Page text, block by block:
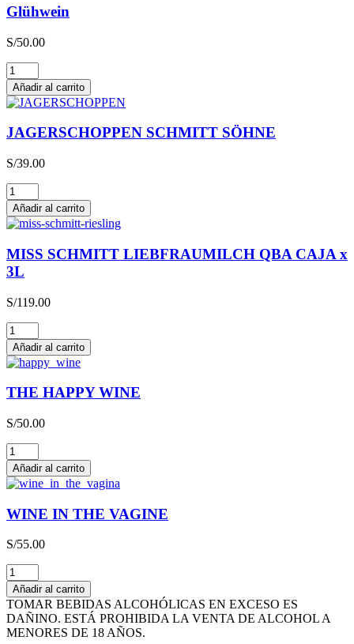
Glühwein
S/50.00
Glühwein
cantidad
Añadir al carrito
JAGERSCHOPPEN SCHMITT SÖHNE
S/39.00
JAGERSCHOPPEN
SCHMITT
SÖHNE
cantidad
Añadir al carrito
MISS SCHMITT LIEBFRAUMILCH QBA CAJA x
3L
S/119.00
MISS
SCHMITT
LIEBFRAUMILCH
QBA
CAJA
x
cantidad
Añadir al carrito
THE HAPPY WINE
S/50.00
THE
HAPPY
WINE
cantidad
Añadir al carrito
WINE IN THE VAGINE
S/55.00
WINE
IN
THE
VAGINE
cantidad
Añadir al carrito
TOMAR BEBIDAS ALCOHÓLICAS EN EXCESO ES
DAÑINO. ESTÁ PROHIBIDA LA VENTA DE ALCOHOL A
MENORES DE 18 AÑOS.